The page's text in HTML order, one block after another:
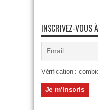
INSCRIVEZ-VOUS
Vérification :